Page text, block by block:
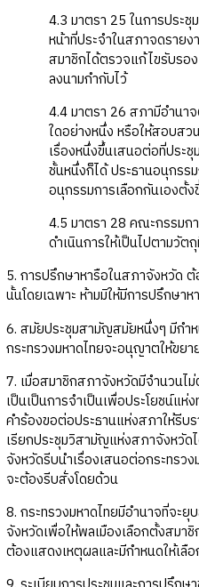
4.3 มาตรา 25 ในการประชุ
หน้าที่ประจำในสภาจดราย
สมาชิกได้ตรวจแก้ไขรับรอ
ลงนามกำกับไว้
4.4 มาตรา 26 สภามีอำนา
ใดอย่างหนึ่ง หรือให้สอบสว
เรื่องหนึ่งขึ้นเสนอต่อที่ประ
ชั้นหนึ่งก็ได้ ประธานอนุกรร
อนุกรรมการเลือกกันเองตั้ง
4.5 มาตรา 28 คณะกรรมก
ดำเนินการให้เป็นไปตามวั
5. การปรึกษาหารือในสภาจังหวัด
นั้นโดยเฉพาะ ห้ามมิให้มีการปรึกษา
6. สมัยประชุมสามัญสมัยหนึ่งๆ มีกำ
กระทรวงมหาดไทยจะอนุญาตให้ขยา
7. เมื่อสมาชิกสภาจังหวัดมีจำนวนไ
เป็นเป็นการจำเป็นเพื่อประโยชน์แ
คำร้องขอต่อประธานแห่งสภาให้รีบ
เรียกประชุมวิสามัญแห่งสภาจังหวัด
จังหวัดรีบนำเรื่องเสนอต่อกระทรว
จะต้องรีบสั่งโดยด้วน
8. กระทรวงมหาดไทยมีอำนาจที่จะ
จังหวัดเพื่อให้พลเมืองเลือกตั้งสมา
ต้องแสดงเหตุผลและมีกำหนดให้เลื